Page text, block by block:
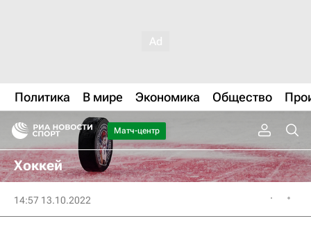
Политика В мире Экономика Общество
Матч-центр
Хоккей
14:57 13.10.2022